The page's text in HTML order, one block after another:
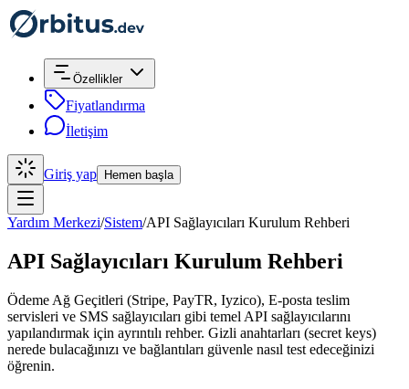
Özellikler
Fiyatlandırma
İletişim
Giriş yap Hemen başla
Yardım Merkezi/Sistem/API Sağlayıcıları Kurulum Rehberi
API Sağlayıcıları Kurulum Rehberi
Ödeme Ağ Geçitleri (Stripe, PayTR, Iyzico), E-posta teslim
servisleri ve SMS sağlayıcıları gibi temel API sağlayıcılarını
yapılandırmak için ayrıntılı rehber. Gizli anahtarları (secret keys)
nerede bulacağınızı ve bağlantıları güvenle nasıl test edeceğinizi
öğrenin.